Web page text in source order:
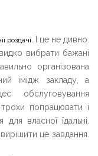
роздачі
. І це не дивно.
вибрати бажані
організована
імідж закладу, а
обслуговування
попрацювати і
власної їдальні.
це завдання.